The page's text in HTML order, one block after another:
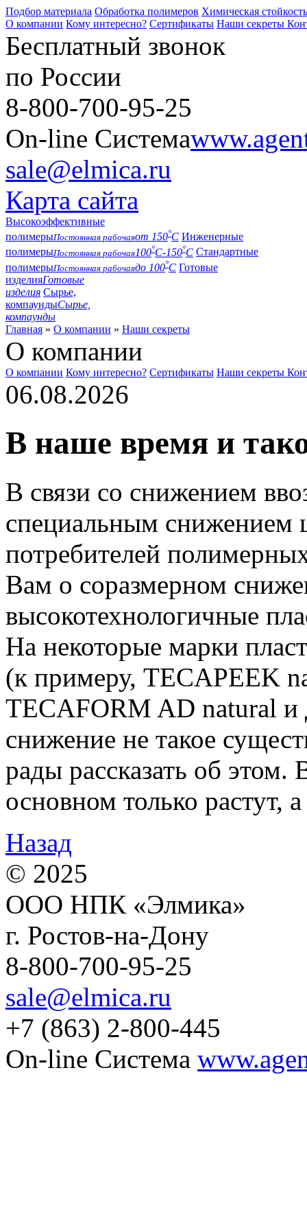
Подбор материала Обработка полимеров Химическая стойкость
О компании Кому интересно? Сертификаты Наши секреты
Бесплатный звонок
по России
8-800-700-95-25
On-line Система
sale@elmica.ru
Карта сайта
Высокоэффективные
полимерыПостоянная рабочаяот 150°С Инженерные
полимерыПостоянная рабочая100°С-150°С Стандартные
полимерыПостоянная рабочаядо 100°С Готовые
изделияГотовые
изделия Сырье,
компаундыСырье,
компаунды
Главная » О компании » Наши секреты
О компании
О компании Кому интересно? Сертификаты Наши секреты
06.08.2026
В наше время и
В связи со снижением
специальным снижением
потребителей
Вам о соразмерном
высокотехнологичные
На некоторые марки
(к примеру, TECAPEEK
TECAFORM AD natural и
снижение не такое
рады рассказать об
основном только растут,
Назад
© 2025
ООО НПК «Элмика»
г. Ростов-на-Дону
8-800-700-95-25
sale@elmica.ru
+7 (863) 2-800-445
On-line Система